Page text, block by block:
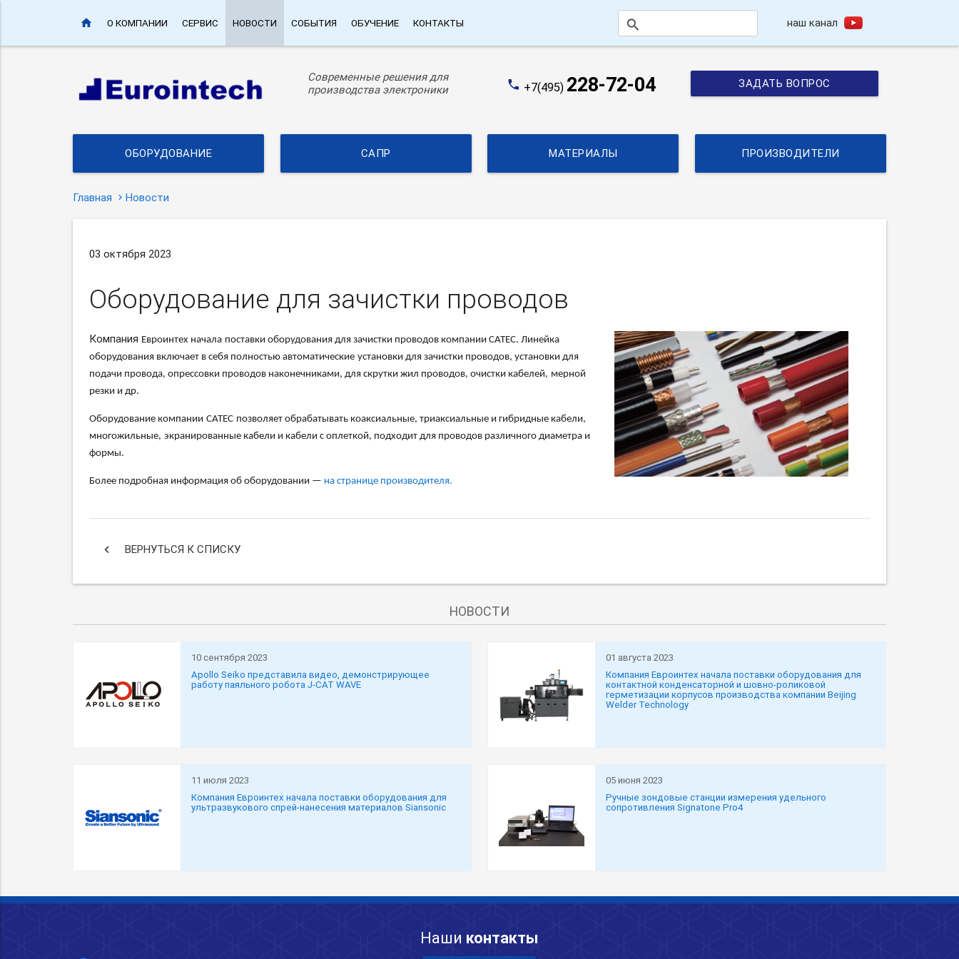
home О КОМПАНИИ СЕРВИС НОВОСТИ СОБЫТИЯ ОБУЧЕНИЕ КОНТАКТЫ search наш канал
Современные решения для
производства электроники
phone +7(495) 228-72-04 ЗАДАТЬ ВОПРОС
ОБОРУДОВАНИЕ САПР МАТЕРИАЛЫ ПРОИЗВОДИТЕЛИ
Главная Новости
03 октября 2023
Оборудование для зачистки проводов
Компания Евроинтех начала поставки оборудования для зачистки проводов компании CATEC. Линейка
оборудования включает в себя полностью автоматические установки для зачистки проводов, установки для
подачи провода, опрессовки проводов наконечниками, для скрутки жил проводов, очистки кабелей, мерной
резки и др.
Оборудование компании CATEC позволяет обрабатывать коаксиальные, триаксиальные и гибридные кабели,
многожильные, экранированные кабели и кабели с оплеткой, подходит для проводов различного диаметра и
формы.
Более подробная информация об оборудовании — на странице производителя.
keyboard_arrow_left ВЕРНУТЬСЯ К СПИСКУ
НОВОСТИ
10 сентября 2023
Apollo Seiko представила видео, демонстрирующее
работу паяльного робота J-CAT WAVE
01 августа 2023
Компания Евроинтех начала поставки оборудования для
контактной конденсаторной и шовно-роликовой
герметизации корпусов производства компании Beijing
Welder Technology
11 июля 2023
Компания Евроинтех начала поставки оборудования для
ультразвукового спрей-нанесения материалов Siansonic
05 июня 2023
Ручные зондовые станции измерения удельного
сопротивления Signatone Pro4
Наши контакты